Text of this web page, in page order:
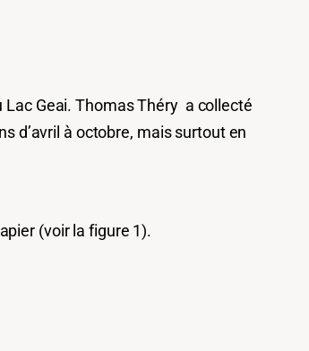
Geai. Thomas Théry a collecté
d’avril à octobre, mais surtout en
(voir la figure 1).